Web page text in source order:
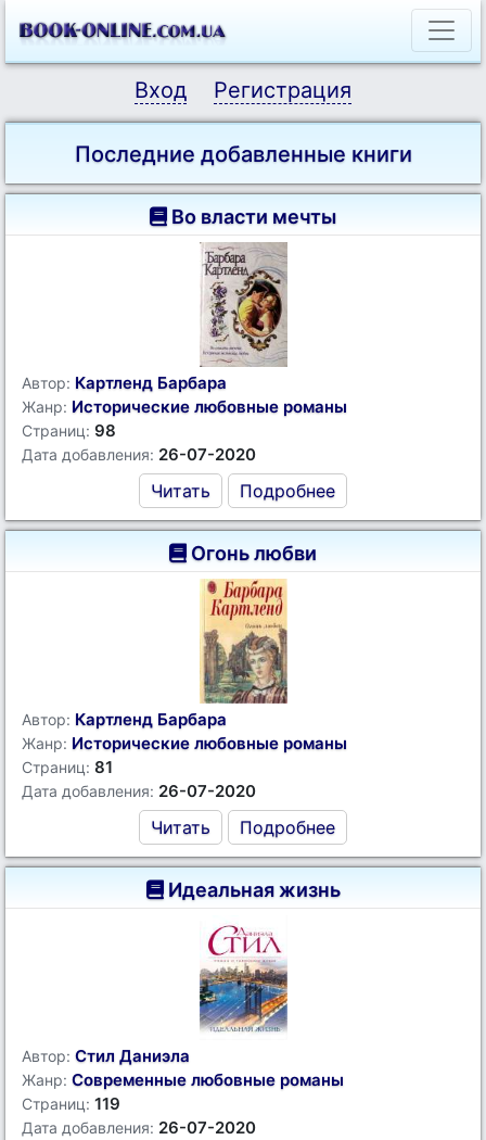
Вход Регистрация
Последние добавленные книги
Во власти мечты
Автор: Картленд Барбара
Жанр: Исторические любовные романы
Страниц: 98
Дата добавления: 26-07-2020
Читать Подробнее
Огонь любви
Автор: Картленд Барбара
Жанр: Исторические любовные романы
Страниц: 81
Дата добавления: 26-07-2020
Читать Подробнее
Идеальная жизнь
Автор: Стил Даниэла
Жанр: Современные любовные романы
Страниц: 119
Дата добавления: 26-07-2020